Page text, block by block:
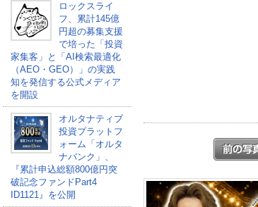
ロックスライ
フ、累計145億
円超の募集支援
で培った「投資
家集客」と「AI検索最適化
（AEO・GEO）」の実践
知を発信する公式メディア
を開設
オルタナティブ
投資プラットフ
ォーム「オルタ
ナバンク」、
『累計申込総額800億円突
破記念ファンドPart4
ID1121』を公開